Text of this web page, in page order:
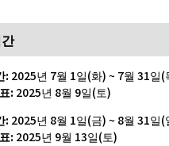
: 2025년 7월 1일(화) ~ 7월 31일(
: 2025년 8월 9일(토)
: 2025년 8월 1일(금) ~ 8월 31일(
: 2025년 9월 13일(토)